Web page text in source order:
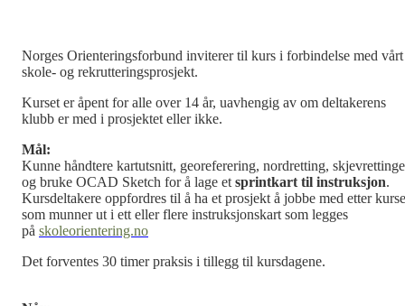
Norges Orienteringsforbund inviterer til kurs i forbindelse med vårt
skole- og rekrutteringsprosjekt.
Kurset er åpent for alle over 14 år, uavhengig av om deltakerens
klubb er med i prosjektet eller ikke.
Mål:
Kunne håndtere kartutsnitt, georeferering, nordretting,
og bruke OCAD Sketch for å lage et sprintkart til instruksjon.
Kursdeltakere oppfordres til å ha et prosjekt å jobbe med etter
som munner ut i ett eller flere instruksjonskart som legges
på skoleorientering.no
Det forventes 30 timer praksis i tillegg til kursdagene.